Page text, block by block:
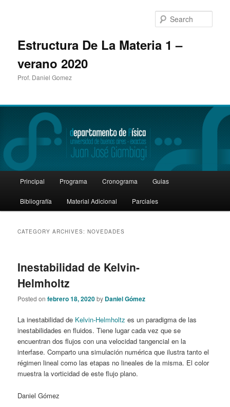
Estructura De La Materia 1 –
verano 2020
Prof. Daniel Gomez
Skip
to
Skip
to
Principal Programa Cronograma Guias
Bibliografía Material Adicional Parciales
CATEGORY ARCHIVES:NOVEDADES
Inestabilidad de Kelvin-
Helmholtz
Posted onfebrero 18, 2020by Daniel Gómez
La inestabilidad de Kelvin-Helmholtz es un paradigma de las
inestabilidades en fluidos. Tiene lugar cada vez que se
encuentran dos flujos con una velocidad tangencial en la
interfase. Comparto una simulación numérica que ilustra tanto el
régimen lineal como las etapas no lineales de la misma. El color
muestra la vorticidad de este flujo plano.
Daniel Gómez